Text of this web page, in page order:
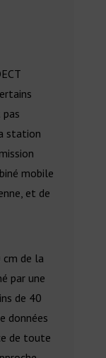
station
mobile
et de
cm de la
par une
de 40
données
de toute